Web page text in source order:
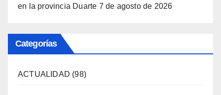
en la provincia Duarte 7 de agosto de 2026
Categorías
ACTUALIDAD (98)